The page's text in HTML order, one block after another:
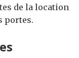
de la location
portes.